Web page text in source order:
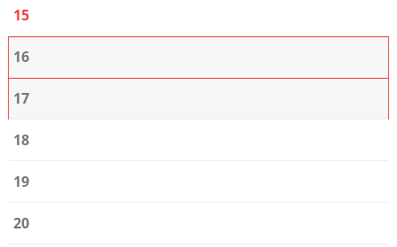
15
16
17
18
19
20